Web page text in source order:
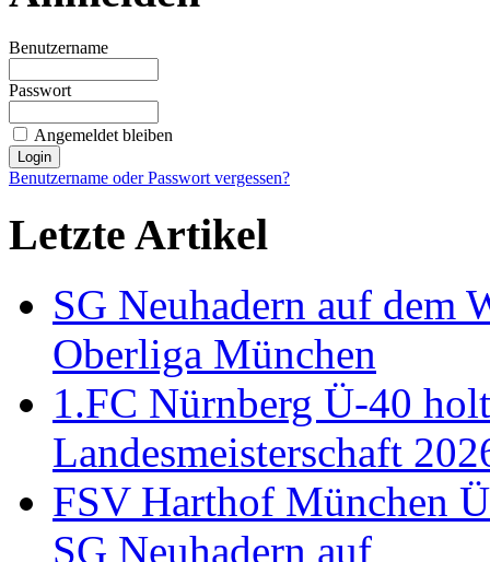
Benutzername
Passwort
Angemeldet bleiben
Benutzername oder Passwort vergessen?
Letzte Artikel
SG Neuhadern auf dem
Oberliga München
1.FC Nürnberg Ü-40
Landesmeisterschaft
FSV Harthof München
SG Neuhadern auf